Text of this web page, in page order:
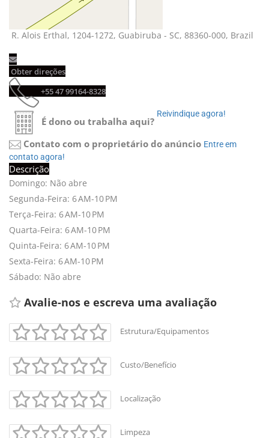
+-
R. Alois Erthal, 1204-1272, Guabiruba - SC, 88360-000, Brazil
Obter direções
+55 47 99164-8328
É dono ou trabalha aqui?
Reivindique agora!
Contato com o proprietário do anúncio Entre em
contato agora!
Descrição
Domingo: Não abre
Segunda-Feira: 6 AM-10 PM
Terça-Feira: 6 AM-10 PM
Quarta-Feira: 6 AM-10 PM
Quinta-Feira: 6 AM-10 PM
Sexta-Feira: 6 AM-10 PM
Sábado: Não abre
Avalie-nos e escreva uma avaliação
Estrutura/Equipamentos
Custo/Benefício
Localização
Limpeza